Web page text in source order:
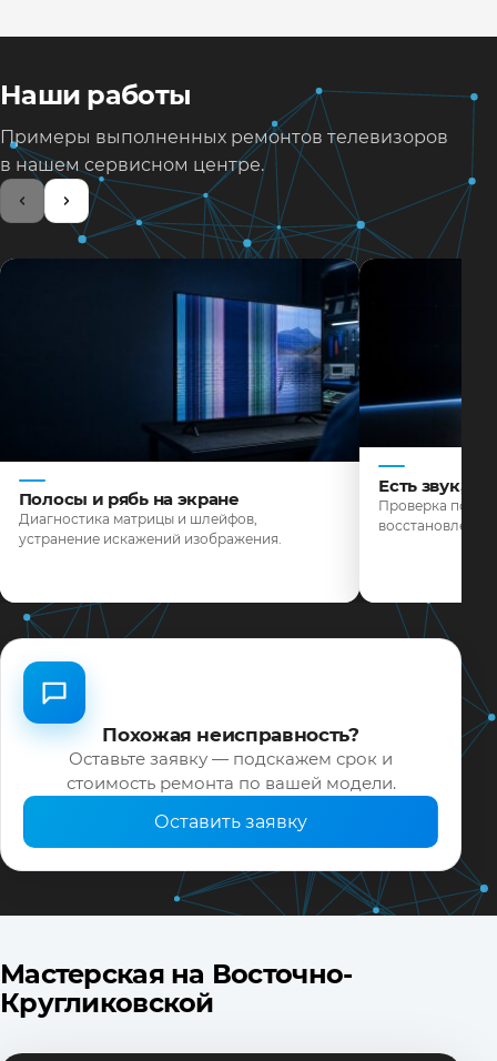
Наши работы
Примеры выполненных ремонтов телевизоров
в нашем сервисном центре.
Полосы и рябь на экране
Диагностика матрицы и шлейфов,
устранение искажений изображения.
Есть звук,
Проверка
восстановление
Похожая неисправность?
Оставьте заявку — подскажем срок и
стоимость ремонта по вашей модели.
Оставить заявку
Мастерская на Восточно-
Кругликовской